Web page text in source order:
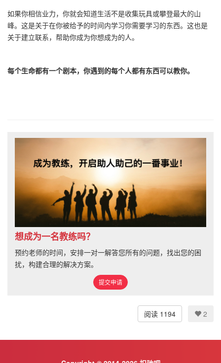
如果你相信业力，你就会知道生活不是收集玩具或攀登最大的山
峰。这是关于在你被给予的时间内学习你需要学习的东西。这也是
关于建立联系，帮助你成为你想成为的人。
每个生命都有一个剧本，你遇到的每个人都有东西可以教你。
想成为一名教练吗？
预约老师的时间，安排一对一解答您所有的问题，找出您的困
扰，构建合理的解决方案。
提交申请
阅读 1194 2